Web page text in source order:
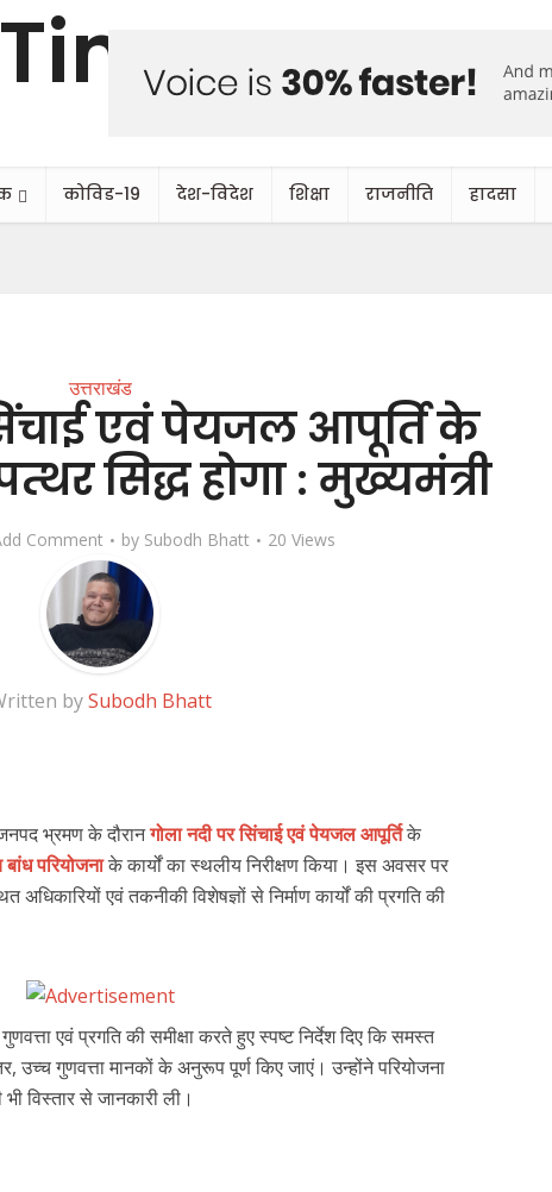
कोविड-19 देश-विदेश शिक्षा राजनीति हादसा
उत्तराखंड
एवं पेयजल आपूर्ति के
सिद्ध होगा : मुख्यमंत्री
Comment by Subodh Bhatt 20 Views
bySubodh Bhatt
भ्रमण के दौरानगोला नदी पर सिंचाई एवं पेयजल आपूर्तिके
बांध परियोजनाके कार्यों का स्थलीय निरीक्षण किया। इस अवसर पर
एवं तकनीकी विशेषज्ञों से निर्माण कार्यों की प्रगति की
एवं प्रगति की समीक्षा करते हुए स्पष्ट निर्देश दिए कि समस्त
उच्च गुणवत्ता मानकों के अनुरूप पूर्ण किए जाएं। उन्होंने परियोजना
विस्तार से जानकारी ली।